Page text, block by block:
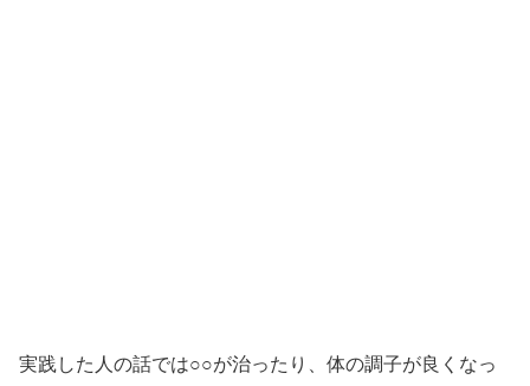
実践した人の話では○○が治ったり、体の調子が良くなっ